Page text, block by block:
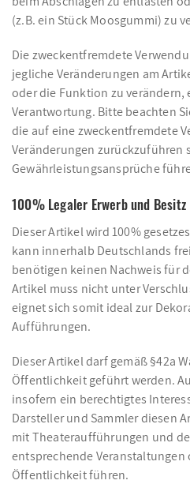
(z.B. ein Stück Moosgummi) zu
Die zweckentfremdete
jegliche Veränderungen am
oder die Funktion zu verändern,
Verantwortung. Bitte beachten
die auf eine zweckentfremdete
Veränderungen zurückzuführen
Gewährleistungsansprüche
100% Legaler Erwerb und Besitz
Dieser Artikel wird 100%
kann innerhalb Deutschlands
benötigen keinen Nachweis für
Artikel muss nicht unter
eignet sich somit ideal zur
Aufführungen.
Dieser Artikel darf gemäß §42a
Öffentlichkeit geführt werden.
insofern ein berechtigtes
Darsteller und Sammler diesen
mit Theateraufführungen und
entsprechende Veranstaltungen
Öffentlichkeit führen.